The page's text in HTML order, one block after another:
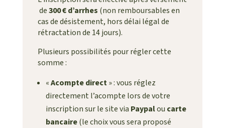
de300 € d’arrhes (non remboursables en
cas de désistement, hors délai légal de
rétractation de 14 jours).
Plusieurs possibilités pour régler cette
somme :
«Acompte direct» : vous réglez
directement l’acompte lors de votre
inscription sur le site via Paypalou carte
bancaire(le choix vous sera proposé